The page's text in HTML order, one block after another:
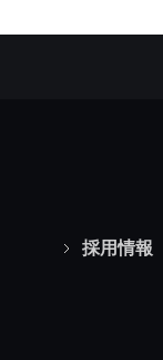
採用情報